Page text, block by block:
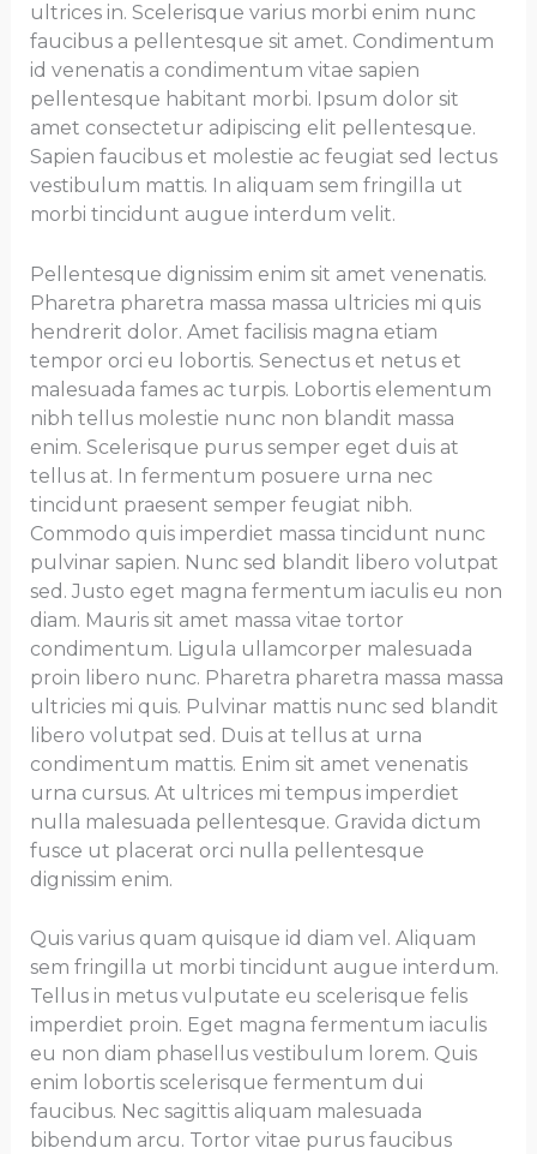
ultrices in. Scelerisque varius morbi enim nunc
faucibus a pellentesque sit amet. Condimentum
id venenatis a condimentum vitae sapien
pellentesque habitant morbi. Ipsum dolor sit
amet consectetur adipiscing elit pellentesque.
Sapien faucibus et molestie ac feugiat sed lectus
vestibulum mattis. In aliquam sem fringilla ut
morbi tincidunt augue interdum velit.
Pellentesque dignissim enim sit amet venenatis.
Pharetra pharetra massa massa ultricies mi quis
hendrerit dolor. Amet facilisis magna etiam
tempor orci eu lobortis. Senectus et netus et
malesuada fames ac turpis. Lobortis elementum
nibh tellus molestie nunc non blandit massa
enim. Scelerisque purus semper eget duis at
tellus at. In fermentum posuere urna nec
tincidunt praesent semper feugiat nibh.
Commodo quis imperdiet massa tincidunt nunc
pulvinar sapien. Nunc sed blandit libero volutpat
sed. Justo eget magna fermentum iaculis eu non
diam. Mauris sit amet massa vitae tortor
condimentum. Ligula ullamcorper malesuada
proin libero nunc. Pharetra pharetra massa massa
ultricies mi quis. Pulvinar mattis nunc sed blandit
libero volutpat sed. Duis at tellus at urna
condimentum mattis. Enim sit amet venenatis
urna cursus. At ultrices mi tempus imperdiet
nulla malesuada pellentesque. Gravida dictum
fusce ut placerat orci nulla pellentesque
dignissim enim.
Quis varius quam quisque id diam vel. Aliquam
sem fringilla ut morbi tincidunt augue interdum.
Tellus in metus vulputate eu scelerisque felis
imperdiet proin. Eget magna fermentum iaculis
eu non diam phasellus vestibulum lorem. Quis
enim lobortis scelerisque fermentum dui
faucibus. Nec sagittis aliquam malesuada
bibendum arcu. Tortor vitae purus faucibus